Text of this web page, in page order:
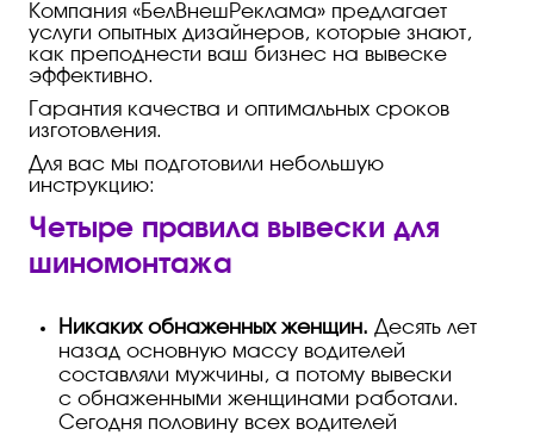
Компания «БелВнешРеклама» предлагает
услуги опытных дизайнеров, которые знают,
как преподнести ваш бизнес на вывеске
эффективно.
Гарантия качества и оптимальных сроков
изготовления.
Для вас мы подготовили небольшую
инструкцию:
Четыре правила вывески для
шиномонтажа
Никаких обнаженных женщин. Десять лет
назад основную массу водителей
составляли мужчины, а потому вывески
с обнаженными женщинами работали.
Сегодня половину всех водителей